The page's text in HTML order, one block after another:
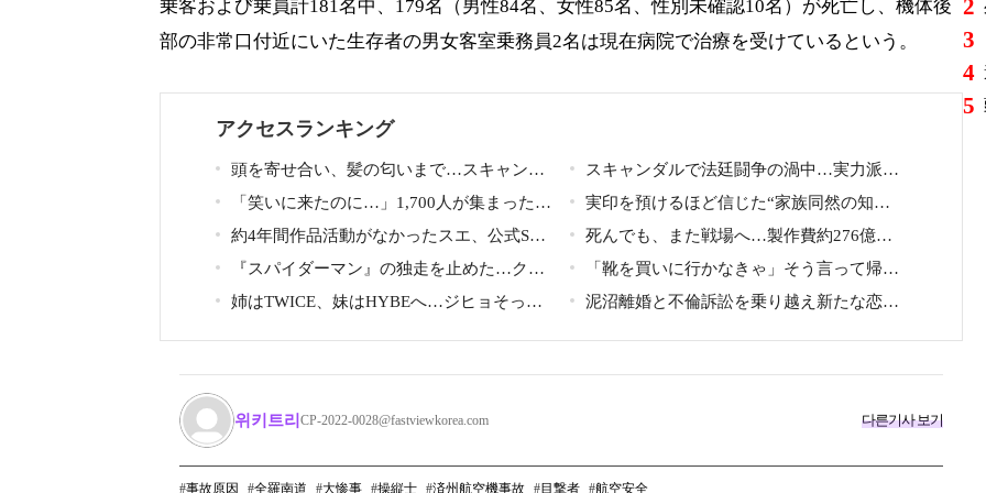
乗客および乗員計181名中、179名（男性84名、女性85名、性別未確認10名）が死亡し、機体後
部の非常口付近にいた生存者の男女客室乗務員2名は現在病院で治療を受けているという。
アクセスランキング
頭を寄せ合い、髪の匂いまで…スキャンダ
ルで揺れた人気俳優、ベトナム女性歌手との
親密動画が公開
スキャンダルで法廷闘争の渦中…実力派俳
優が“編集なし”でテレビ登場、予告映像に批
判の声
「笑いに来たのに…」1,700人が集まった
LA公演で批判続出、人気コメディアンが頭を
下げた理由
実印を預けるほど信じた“家族同然の知
人”に裏切られた…収益9対1、10年間の奴隷
契約で人生が一変
約4年間作品活動がなかったスエ、公式SNS
開設と新ビジュアル公開で復帰説が急浮上
死んでも、また戦場へ…製作費約276億
円、世界興収584億円のSF大作『オール・ユ
ー・ニード・イズ・キル』がついに配信
『スパイダーマン』の独走を止めた…クリ
ストファー・ノーラン史上最大、390億円の
「靴を買いに行かなきゃ」そう言って帰ら
なかった24歳俳優…28歳の誕生日、母が玄関
姉はTWICE、妹はHYBEへ…ジヒョそっく
泥沼離婚と不倫訴訟を乗り越え新たな恋
위키트리 CP-2022-0028@fastviewkorea.com 다른기사 보기
事故原因 全羅南道 大惨事 操縦士 済州航空機事故 目撃者 航空安全
2
3
4
5